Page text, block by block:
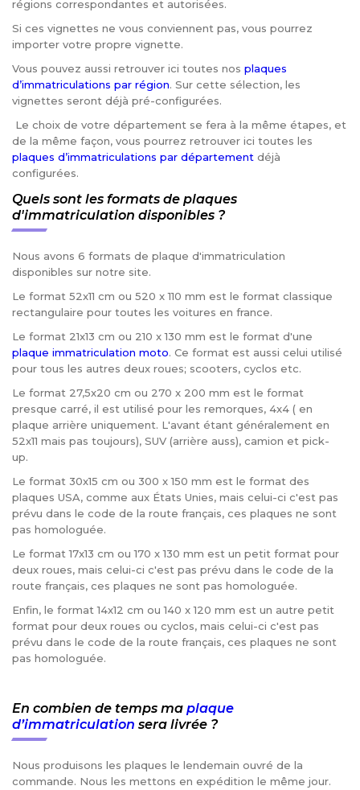
régions correspondantes et autorisées.
Si ces vignettes ne vous conviennent pas, vous pourrez
importer votre propre vignette.
Vous pouvez aussi retrouver ici toutes nos plaques
d’immatriculations par région. Sur cette sélection, les
vignettes seront déjà pré-configurées.
Le choix de votre département se fera à la même étapes, et
de la même façon, vous pourrez retrouver ici toutes les
plaques d’immatriculations par département déjà
configurées.
Quels sont les formats de plaques
d'immatriculation disponibles ?
Nous avons 6 formats de plaque d'immatriculation
disponibles sur notre site.
Le format 52x11 cm ou 520 x 110 mm est le format classique
rectangulaire pour toutes les voitures en france.
Le format 21x13 cm ou 210 x 130 mm est le format d'une
plaque immatriculation moto. Ce format est aussi celui utilisé
pour tous les autres deux roues; scooters, cyclos etc.
Le format 27,5x20 cm ou 270 x 200 mm est le format
presque carré, il est utilisé pour les remorques, 4x4 ( en
plaque arrière uniquement. L'avant étant généralement en
52x11 mais pas toujours), SUV (arrière auss), camion et pick-
up.
Le format 30x15 cm ou 300 x 150 mm est le format des
plaques USA, comme aux États Unies, mais celui-ci c'est pas
prévu dans le code de la route français, ces plaques ne sont
pas homologuée.
Le format 17x13 cm ou 170 x 130 mm est un petit format pour
deux roues, mais celui-ci c'est pas prévu dans le code de la
route français, ces plaques ne sont pas homologuée.
Enfin, le format 14x12 cm ou 140 x 120 mm est un autre petit
format pour deux roues ou cyclos, mais celui-ci c'est pas
prévu dans le code de la route français, ces plaques ne sont
pas homologuée.
En combien de temps ma plaque
d’immatriculation sera livrée ?
Nous produisons les plaques le lendemain ouvré de la
commande. Nous les mettons en expédition le même jour.